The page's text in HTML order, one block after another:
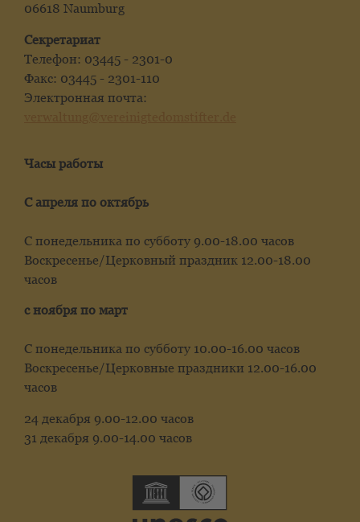
06618 Naumburg
Секретариат
Телефон: 03445 - 2301-0
Факс: 03445 - 2301-110
Электронная почта:
Часы работы
С апреля по октябрь
С понедельника по субботу 9.00-18.00 часов
Воскресенье/Церковный праздник 12.00-18.00
часов
с ноября по март
С понедельника по субботу 10.00-16.00 часов
Воскресенье/Церковные праздники 12.00-16.00
часов
24 декабря 9.00-12.00 часов
31 декабря 9.00-14.00 часов